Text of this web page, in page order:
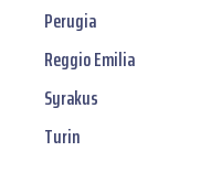
Perugia
Reggio Emilia
Syrakus
Turin